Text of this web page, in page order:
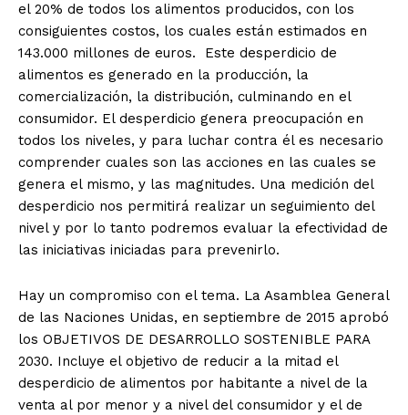
el 20% de todos los alimentos producidos, con los
consiguientes costos, los cuales están estimados en
143.000 millones de euros. Este desperdicio de
alimentos es generado en la producción, la
comercialización, la distribución, culminando en el
consumidor. El desperdicio genera preocupación en
todos los niveles, y para luchar contra él es necesario
comprender cuales son las acciones en las cuales se
genera el mismo, y las magnitudes. Una medición del
desperdicio nos permitirá realizar un seguimiento del
nivel y por lo tanto podremos evaluar la efectividad de
las iniciativas iniciadas para prevenirlo.
Hay un compromiso con el tema. La Asamblea General
de las Naciones Unidas, en septiembre de 2015 aprobó
los OBJETIVOS DE DESARROLLO SOSTENIBLE PARA
2030. Incluye el objetivo de reducir a la mitad el
desperdicio de alimentos por habitante a nivel de la
venta al por menor y a nivel del consumidor y el de